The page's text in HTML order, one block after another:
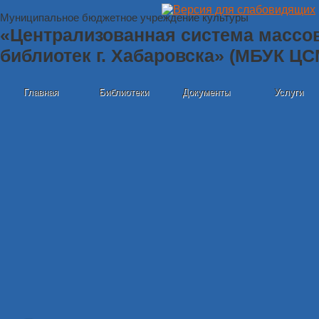
Муниципальное бюджетное учреждение культуры
«Централизованная система
библиотек г. Хабаровска» (МБУК
Главная Библиотеки Документы Услуги